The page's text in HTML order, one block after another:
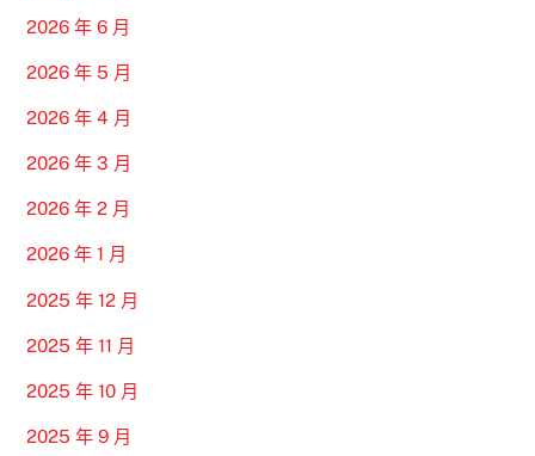
2026 年 6 月
2026 年 5 月
2026 年 4 月
2026 年 3 月
2026 年 2 月
2026 年 1 月
2025 年 12 月
2025 年 11 月
2025 年 10 月
2025 年 9 月